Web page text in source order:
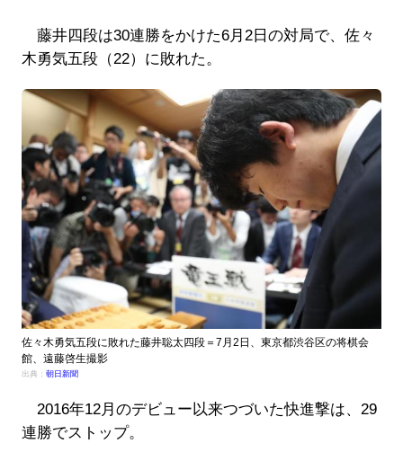
藤井四段は30連勝をかけた6月2日の対局で、佐々
木勇気五段（22）に敗れた。
佐々木勇気五段に敗れた藤井聡太四段＝7月2日、東京都渋谷区の将棋会
館、遠藤啓生撮影
出典： 朝日新聞
2016年12月のデビュー以来つづいた快進撃は、29
連勝でストップ。